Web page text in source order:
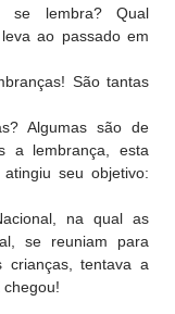
se lembra? Qual
ao passado em
São tantas
Algumas são de
a lembrança, esta
seu objetivo:
na qual as
se reuniam para
crianças, tentava a